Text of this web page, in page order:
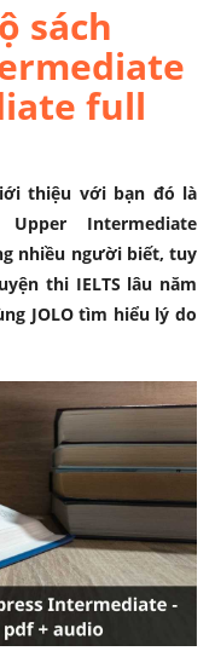
sách
full
thiệu với bạn đó là
Intermediate
nhiều người biết, tuy
thi IELTS lâu năm
JOLO tìm hiểu lý do